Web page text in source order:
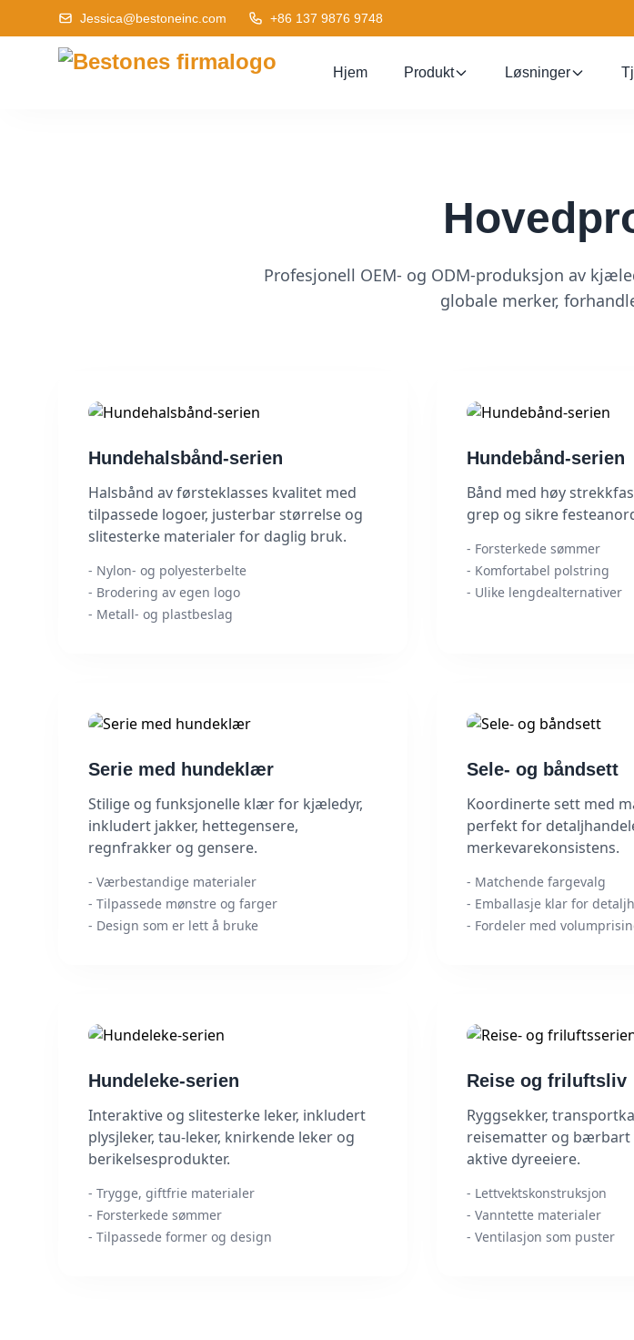
Jessica@bestoneinc.com +86 137 9876 9748
Hjem Produkt Løsninger
Profesjonell OEM- og ODM-produksjon av
globale merker,
Hundehalsbånd-serien
Halsbånd av førsteklasses kvalitet med
tilpassede logoer, justerbar størrelse og
slitesterke materialer for daglig bruk.
- Nylon- og polyesterbelte
- Brodering av egen logo
- Metall- og plastbeslag
Hundebånd-serien
Bånd med høy
grep og sikre
- Forsterkede sømmer
- Komfortabel polstring
- Ulike lengdealternativer
Serie med hundeklær
Stilige og funksjonelle klær for kjæledyr,
inkludert jakker, hettegensere,
regnfrakker og gensere.
- Værbestandige materialer
- Tilpassede mønstre og farger
- Design som er lett å bruke
Sele- og båndsett
Koordinerte sett med
perfekt for
merkevarekonsistens.
- Matchende fargevalg
- Emballasje klar for
- Fordeler med
Hundeleke-serien
Interaktive og slitesterke leker, inkludert
plysjleker, tau-leker, knirkende leker og
berikelsesprodukter.
- Trygge, giftfrie materialer
- Forsterkede sømmer
- Tilpassede former og design
Reise og friluftsliv
Ryggsekker,
reisematter og
aktive dyreeiere.
- Lettvektskonstruksjon
- Vanntette materialer
- Ventilasjon som puster